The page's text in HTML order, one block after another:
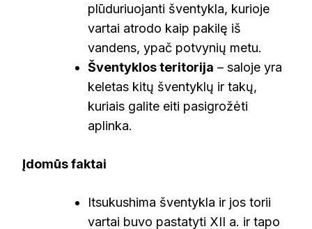
plūduriuojanti šventykla, kurioje
vartai atrodo kaip pakilę iš
vandens, ypač potvynių metu.
Šventyklos teritorija – saloje yra
keletas kitų šventyklų ir takų,
kuriais galite eiti pasigrožėti
aplinka.
Įdomūs faktai
Itsukushima šventykla ir jos torii
vartai buvo pastatyti XII a. ir tapo